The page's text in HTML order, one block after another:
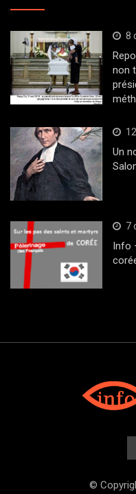
8
non
Un
7
Info
©